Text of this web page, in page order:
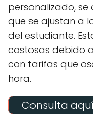
personalizado, se
que se ajustan a
del estudiante.
costosas debido
con tarifas que
hora.
Consulta